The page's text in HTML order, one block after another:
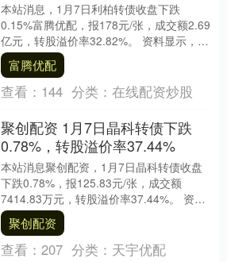
本站消息，1月7日利柏转债收盘下跌
0.15%富腾优配，报178元/张，成交额2.69
亿元，转股溢价率32.82%。 资料显示，利
柏转债信用级别为“AA”，债券期....
富腾优配
查看： 144 分类： 在线配资炒股
聚创配资 1月7日晶科转债下跌
0.78%，转股溢价率37.44%
本站消息聚创配资，1月7日晶科转债收盘
下跌0.78%，报125.83元/张，成交额
7414.83万元，转股溢价率37.44%。 资料
显示，晶科转债信用级别为“A....
聚创配资
查看： 207 分类： 天宇优配